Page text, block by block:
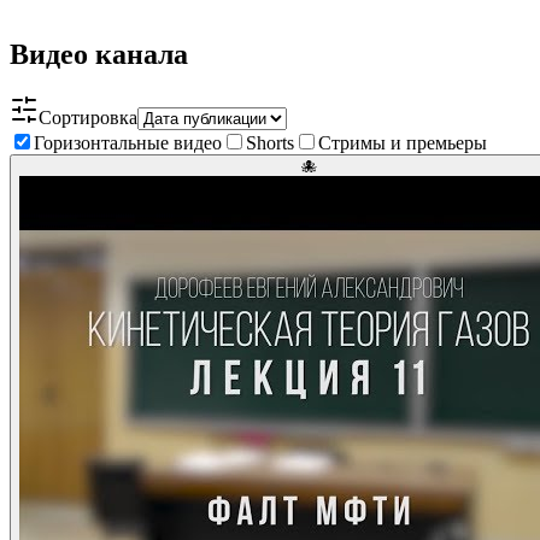
Видео канала
Сортировка
Горизонтальные видео
Shorts Стримы и премьеры
🐙